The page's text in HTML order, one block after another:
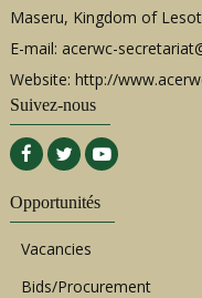
Maseru, Kingdom of
E-mail: acerwc-
Website: http://
Suivez-nous
Opportunités
Vacancies
Bids/Procurement